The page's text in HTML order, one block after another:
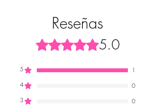
Reseñas
Obtuvo 5 de 5 estrellas.
5.0
5
1
4
0
3
0